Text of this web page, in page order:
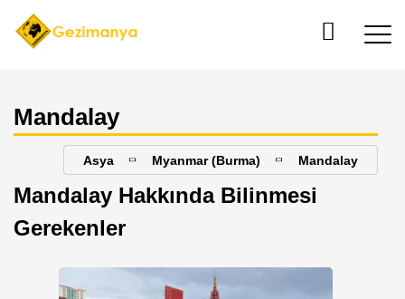
Mandalay
Asya Myanmar (Burma) Mandalay
Mandalay Hakkında Bilinmesi
Gerekenler